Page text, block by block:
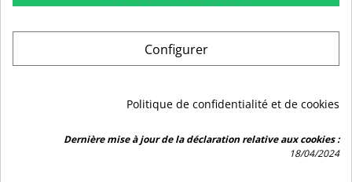


Configurer
Politique de confidentialité et de cookies
Dernière mise à jour de la déclaration relative aux cookies :
18/04/2024